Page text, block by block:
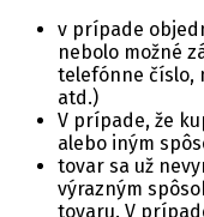
v prípade
nebolo možné
telefónne číslo,
atd.)
V prípade, že
alebo iným
tovar sa už
výrazným
tovaru. V